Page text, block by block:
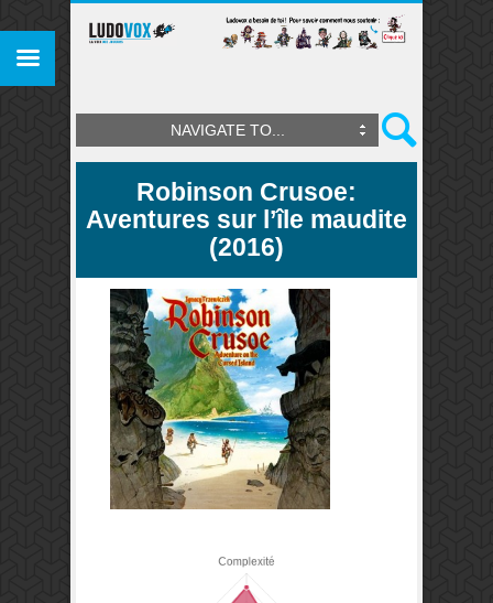
NAVIGATE TO...
Robinson Crusoe:
Aventures sur l’île maudite
(2016)